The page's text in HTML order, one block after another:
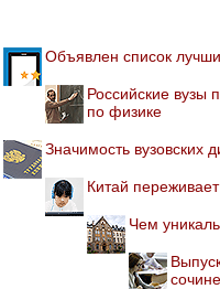
Объявлен список
Российские вузы
по физике
Значимость вузовских
Китай
Чем